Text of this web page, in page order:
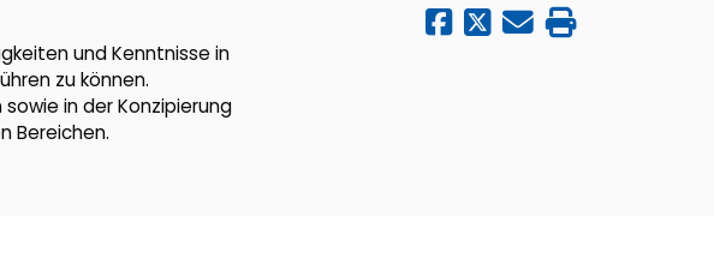
und Kenntnisse in
zu können.
in der Konzipierung
Bereichen.